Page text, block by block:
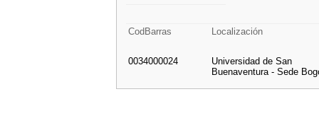
CodBarras Localización
0034000024
Universidad de San
Buenaventura - Sede